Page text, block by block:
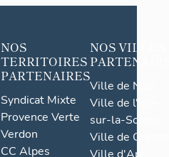
NOS
TERRITOIRES
PARTENAIRES
Syndicat Mixte
Provence Verte
Verdon
CC Alpes
NOS VILLES
Ville de Nice
Ville de l'Isle-
sur-la-Sorgue
Ville de Grasse